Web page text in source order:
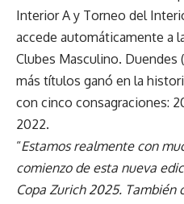
Interior A y Torneo del
accede automáticamente a
Clubes Masculino.
más títulos ganó en la
con cinco consagraciones:
2022.
“Estamos realmente con
comienzo de esta nueva
Copa Zurich 2025. También